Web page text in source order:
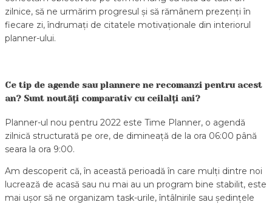
zilnice, să ne urmărim progresul și să rămânem prezenți în
fiecare zi, îndrumați de citatele motivaționale din interiorul
planner-ului.
Ce tip de agende sau plannere ne recomanzi pentru acest
an? Sunt noutăți comparativ cu ceilalți ani?
Planner-ul nou pentru 2022 este Time Planner, o agendă
zilnică structurată pe ore, de dimineață de la ora 06:00 până
seara la ora 9:00.
Am descoperit că, în această perioadă în care mulți dintre noi
lucrează de acasă sau nu mai au un program bine stabilit, este
mai ușor să ne organizam task-urile, întâlnirile sau ședințele